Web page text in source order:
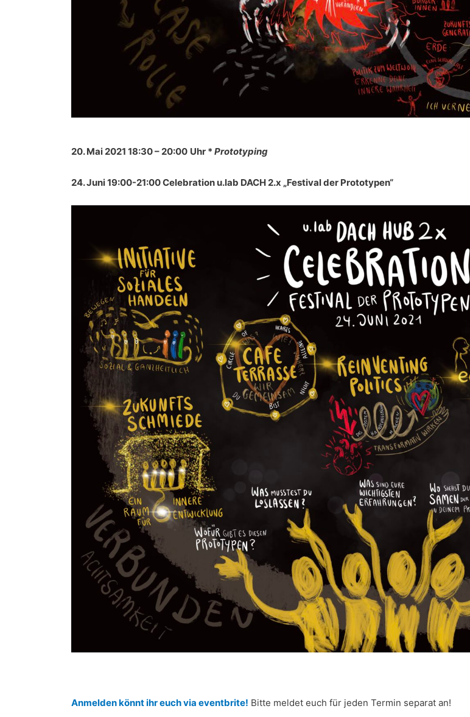
20. Mai 2021 18:30– 20:00 Uhr * Prototyping
24. Juni 19:00-21:00 Celebration u.lab DACH 2.x „Festival der Prototypen“
Anmelden könnt ihr euch via eventbrite! Bitte meldet euch für jeden Termin separat an!